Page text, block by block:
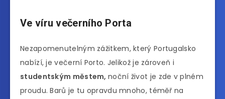
Ve víru večerního Porta
Nezapomenutelným zážitkem, který Portugalsko
nabízí, je večerní Porto. Jelikož je zároveň i
studentským městem, noční život je zde v plném
proudu. Barů je tu opravdu mnoho, téměř na